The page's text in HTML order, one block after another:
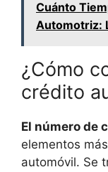
Cuánto
Automotriz:
¿Cómo
crédito
El número de
elementos
automóvil. Se